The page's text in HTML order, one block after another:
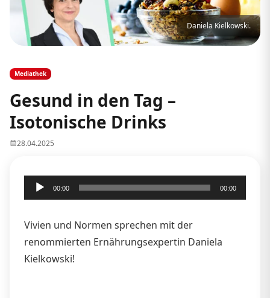
Daniela Kielkowski.
Mediathek
Gesund in den Tag –
Isotonische Drinks
28.04.2025
Audio-
Player
00:00 00:00
Vivien und Normen sprechen mit der
renommierten Ernährungsexpertin Daniela
Kielkowski!